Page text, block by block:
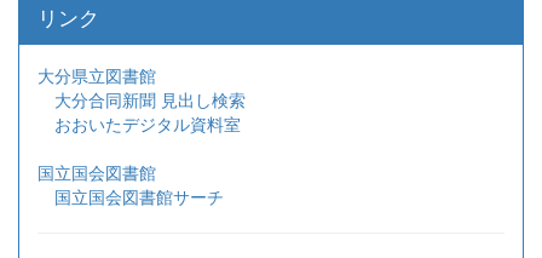
リンク
大分県立図書館
大分合同新聞 見出し検索
おおいたデジタル資料室
国立国会図書館
国立国会図書館サーチ